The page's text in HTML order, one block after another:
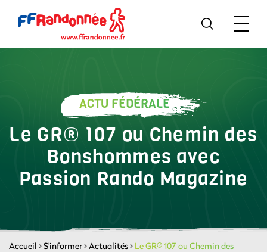
ACTU FÉDÉRALE
Le GR® 107 ou Chemin des
Bonshommes avec
Passion Rando Magazine
Accueil >S'informer>Actualités> Le GR® 107 ou Chemin des